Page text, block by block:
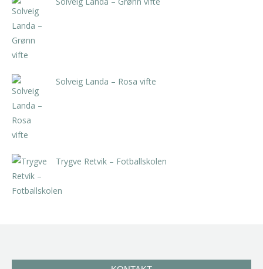
Solveig Landa – Rosa vifte
Trygve Retvik – Fotballskolen